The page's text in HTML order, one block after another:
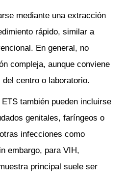
mediante una extracción
rápido, similar a
En general, no
compleja, aunque conviene
centro o laboratorio.
también pueden incluirse
genitales, faríngeos o
infecciones como
embargo, para VIH,
principal suele ser